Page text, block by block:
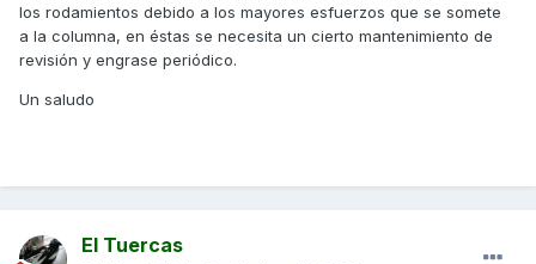
los rodamientos debido a los mayores esfuerzos que se somete
a la columna, en éstas se necesita un cierto mantenimiento de
revisión y engrase periódico.
Un saludo
El Tuercas